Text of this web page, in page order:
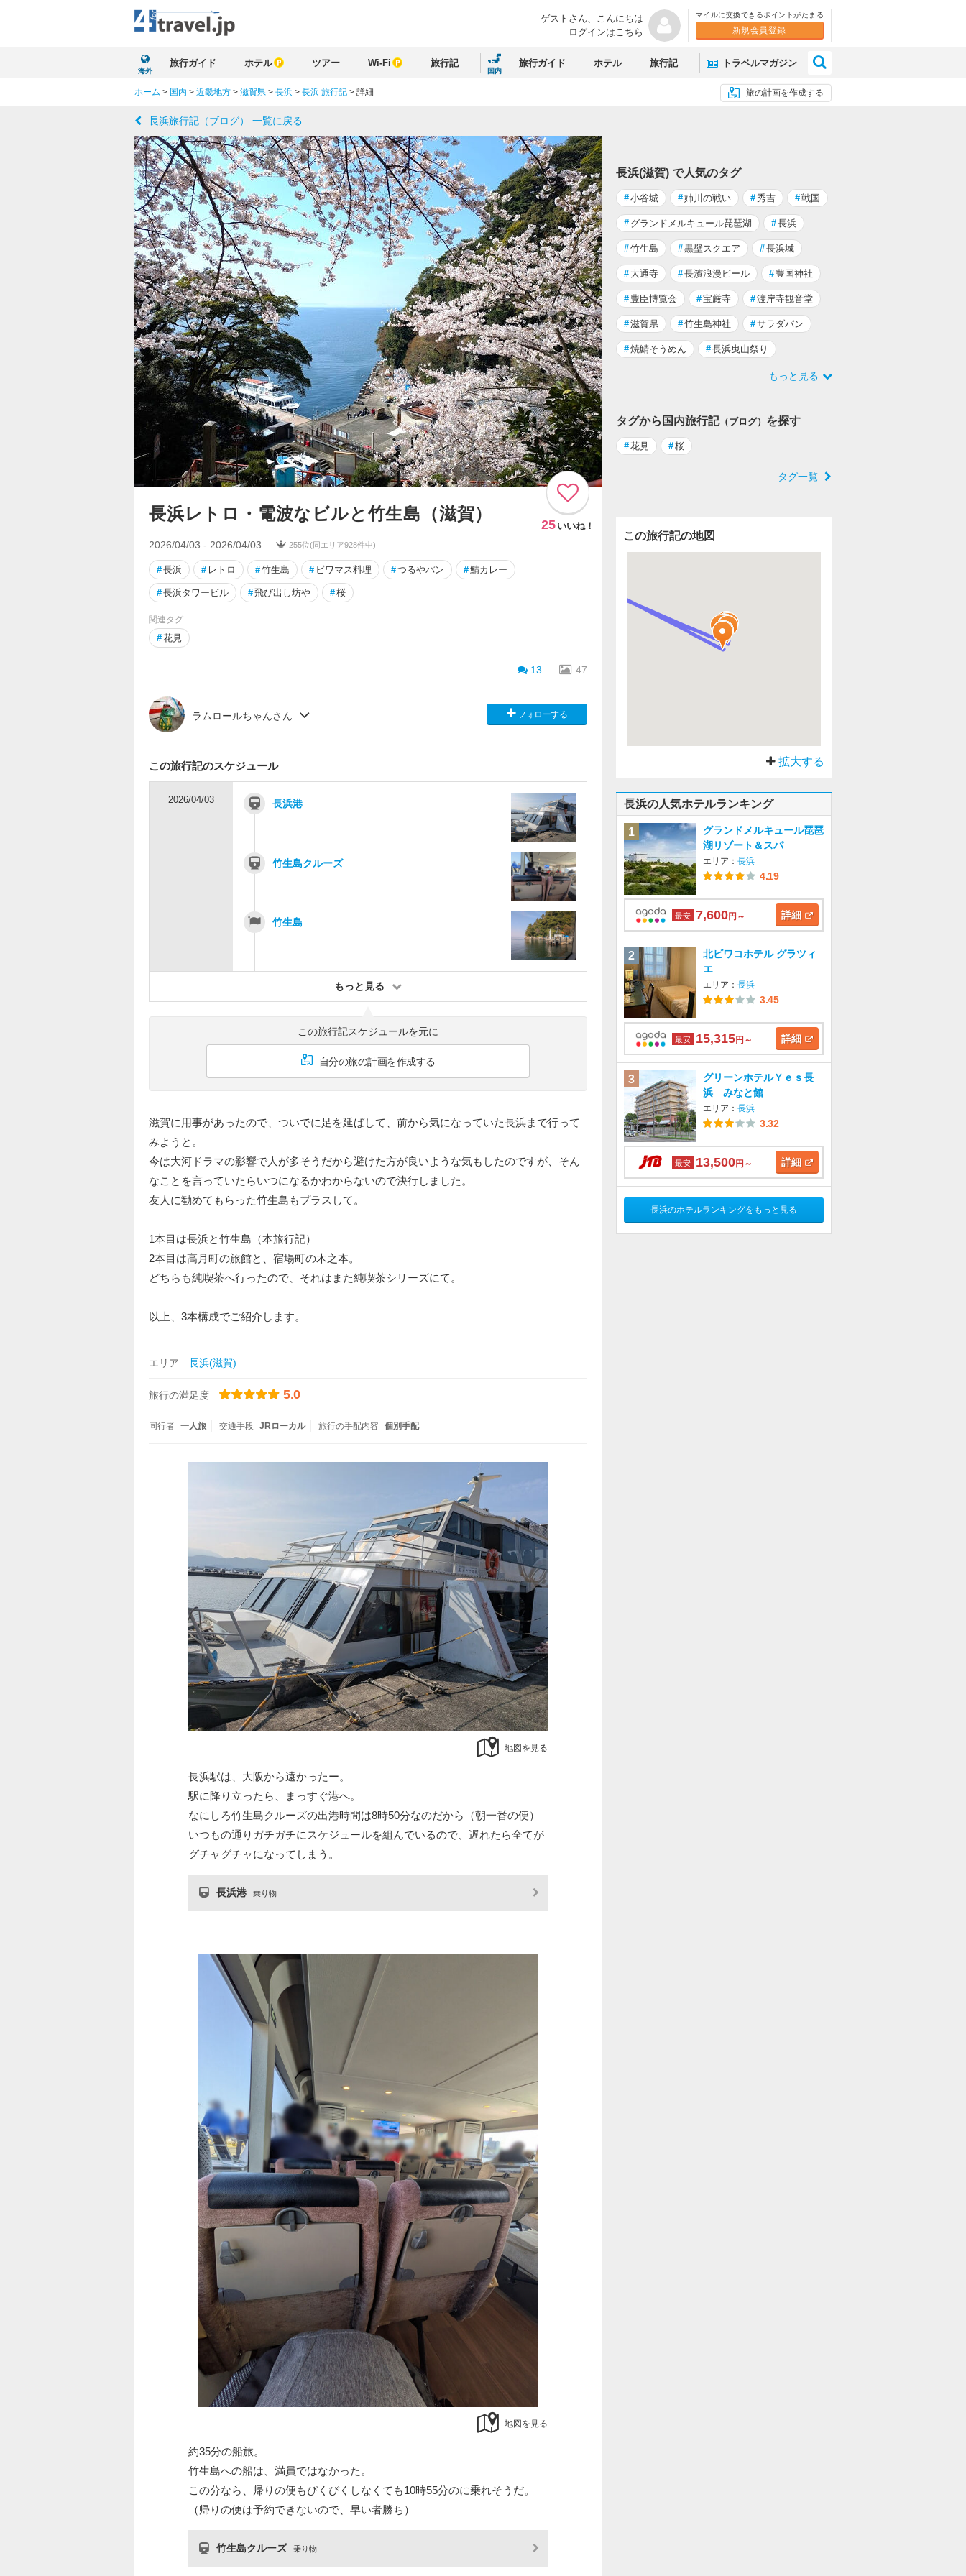
ゲストさん、 こんにちは
ログインはこちら
マイルに交換できるポイントがたまる
新規会員登録
海外
旅行ガイド ホテル ツアー Wi-Fi 旅行記
国内
旅行ガイド ホテル 旅行記 トラベルマガジン
旅の計画を作成する
ホーム > 国内 > 近畿地方 > 滋賀県 > 長浜 > 長浜 旅行記 > 詳細
長浜旅行記（ブログ） 一覧に戻る
長浜レトロ・電波なビルと竹生島（滋賀）
25 いいね！
2026/04/03 - 2026/04/03 255位(同エリア928件中)
#長浜 # レトロ #竹生島 # ビワマス料理 #つるやパン #鯖カレー
#長浜タワービル #飛び出し坊や #桜
関連タグ
#花見
13 47
ラムロールちゃんさん フォローする
この旅行記のスケジュール
2026/04/03 長浜港
竹生島クルーズ
竹生島
もっと見る
この旅行記スケジュールを元に
自分の旅の計画を作成する
滋賀に用事があったので、ついでに足を延ばして、前から気になっていた長浜まで行って
みようと。
今は大河ドラマの影響で人が多そうだから避けた方が良いような気もしたのですが、そん
なことを言っていたらいつになるかわからないので決行しました。
友人に勧めてもらった竹生島もプラスして。
1本目は長浜と竹生島（本旅行記）
2本目は高月町の旅館と、宿場町の木之本。
どちらも純喫茶へ行ったので、それはまた純喫茶シリーズにて。
以上、3本構成でご紹介します。
エリア 長浜(滋賀)
旅行の満足度 5.0
同行者 一人旅 交通手段 JRローカル 旅行の手配内容 個別手配
地図を見る
長浜駅は、大阪から遠かったー。
駅に降り立ったら、まっすぐ港へ。
なにしろ竹生島クルーズの出港時間は8時50分なのだから（朝一番の便）
いつもの通りガチガチにスケジュールを組んでいるので、遅れたら全てが
グチャグチャになってしまう。
長浜港 乗り物
地図を見る
約35分の船旅。
竹生島への船は、満員ではなかった。
この分なら、帰りの便もびくびくしなくても10時55分のに乗れそうだ。
（帰りの便は予約できないので、早い者勝ち）
竹生島クルーズ 乗り物
長浜(滋賀) で人気のタグ
#小谷城 #姉川の戦い #秀吉 #戦国
# グランドメルキュール琵琶湖 #長浜
#竹生島 #黒壁スクエア #長浜城
# 大通寺 #長濱浪漫ビール # 豊国神社
# 豊臣博覧会 #宝厳寺 #渡岸寺観音堂
#滋賀県 #竹生島神社 #サラダパン
#焼鯖そうめん #長浜曳山祭り
もっと見る
タグから国内旅行記（ブログ） を探す
#花見 #桜
タグ一覧
この旅行記の地図
拡大する
長浜の人気ホテルランキング
1
グランドメルキュール琵琶
湖リゾート＆スパ
エリア： 長浜
4.19
最安 7,600円～ 詳細
2
北ビワコホテル グラツィ
エ
エリア： 長浜
3.45
最安 15,315円～ 詳細
3
グリーンホテルＹｅｓ長
浜 みなと館
エリア： 長浜
3.32
最安 13,500円～ 詳細
長浜のホテルランキングをもっと見る